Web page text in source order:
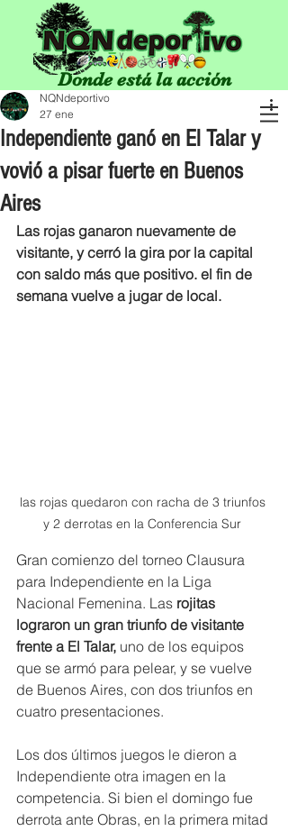
Donde está la acción
Independiente ganó en El Talar y
vovió a pisar fuerte en Buenos
Aires
NQNdeportivo
27 ene
Las rojas ganaron nuevamente de
visitante, y cerró la gira por la capital
con saldo más que positivo. el fin de
semana vuelve a jugar de local.
las rojas quedaron con racha de 3 triunfos
y 2 derrotas en la Conferencia Sur
Gran comienzo del torneo Clausura
para Independiente en la Liga
Nacional Femenina. Las rojitas
lograron un gran triunfo de visitante
frente a El Talar, uno de los equipos
que se armó para pelear, y se vuelve
de Buenos Aires, con dos triunfos en
cuatro presentaciones.
Los dos últimos juegos le dieron a
Independiente otra imagen en la
competencia. Si bien el domingo fue
derrota ante Obras, en la primera mitad